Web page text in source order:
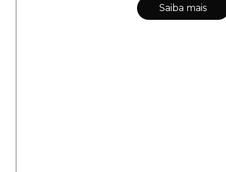
Mágico, o Grimório
de Maria Madalena
Saiba mais